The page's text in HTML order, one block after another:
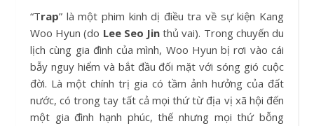
“ Trap” là một phim kinh dị điều tra về sự kiện Kang
Woo Hyun (do Lee Seo Jin thủ vai). Trong chuyến du
lịch cùng gia đình của mình, Woo Hyun bị rơi vào cái
bẫy nguy hiểm và bắt đầu đối mặt với sóng gió cuộc
đời. Là một chính trị gia có tầm ảnh hưởng của đất
nước, có trong tay tất cả mọi thứ từ địa vị xã hội đến
một gia đình hạnh phúc, thế nhưng mọi thứ bỗng